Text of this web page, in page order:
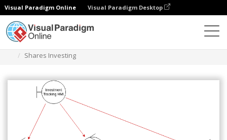
Visual Paradigm Online Visual Paradigm Desktop
Shares Investing